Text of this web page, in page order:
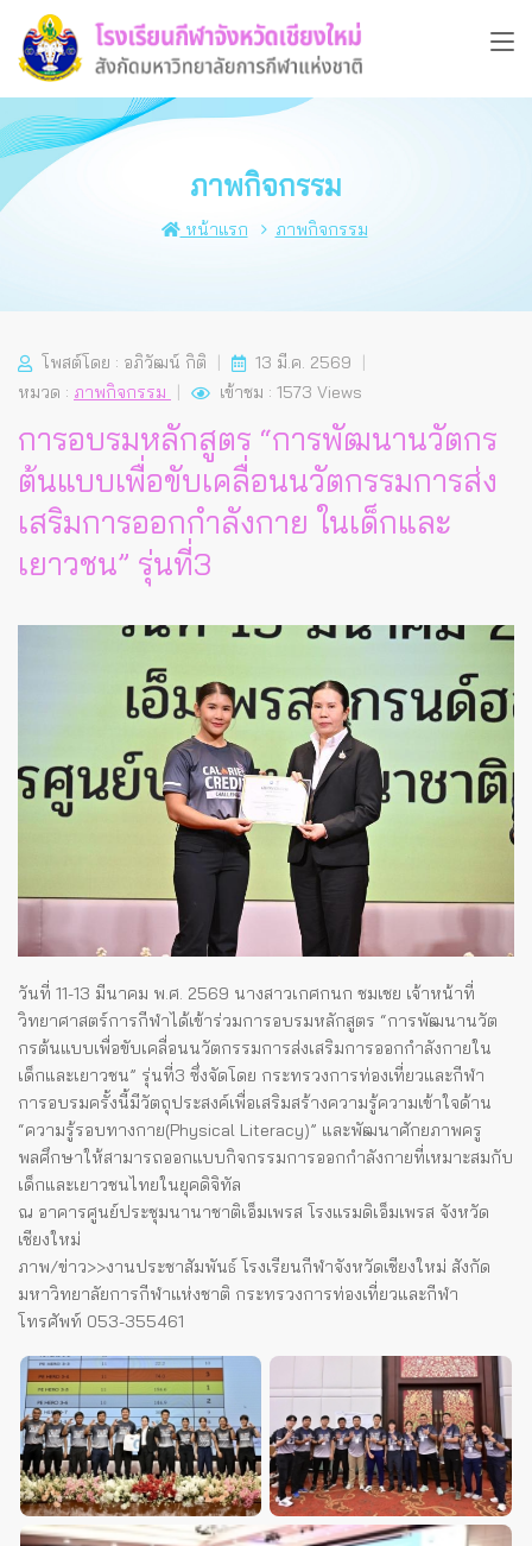
ภาพกิจกรรม
หน้าแรก ภาพกิจกรรม
โพสต์โดย : อภิวัฒน์ กิติ
13 มี.ค. 2569
หมวด : ภาพกิจกรรม เข้าชม : 1573 Views
การอบรมหลักสูตร “การพัฒนานวัตกร
ต้นแบบเพื่อขับเคลื่อนนวัตกรรมการส่ง
เสริมการออกกำลังกาย ในเด็กและ
เยาวชน” รุ่นที่3
วันที่ 11-13 มีนาคม พ.ศ. 2569 นางสาวเกศกนก ชมเชย เจ้าหน้าที่
วิทยาศาสตร์การกีฬาได้เข้าร่วมการอบรมหลักสูตร “การพัฒนานวัต
กรต้นแบบเพื่อขับเคลื่อนนวัตกรรมการส่งเสริมการออกกำลังกายใน
เด็กและเยาวชน” รุ่นที่3 ซึ่งจัดโดย กระทรวงการท่องเที่ยวและกีฬา
การอบรมครั้งนี้มีวัตถุประสงค์เพื่อเสริมสร้างความรู้ความเข้าใจด้าน
“ความรู้รอบทางกาย(Physical Literacy)” และพัฒนาศักยภาพครู
พลศึกษาให้สามารถออกแบบกิจกรรมการออกกำลังกายที่เหมาะสมกับ
เด็กและเยาวชนไทยในยุคดิจิทัล
ณ อาคารศูนย์ประชุมนานาชาติเอ็มเพรส โรงแรมดิเอ็มเพรส จังหวัด
เชียงใหม่
ภาพ/ข่าว>>​งานประชาสัมพันธ์ โรงเรียนกีฬาจังหวัดเชียงใหม่ สังกัด
มหาวิทยาลัยการกีฬาแห่งชาติ กระทรวงการท่องเที่ยวและกีฬา
โทรศัพท์ 053-355461